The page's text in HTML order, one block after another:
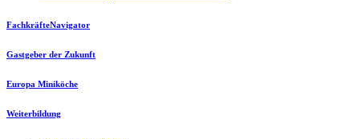
FachkräfteNavigator
Gastgeber der Zukunft
Europa Miniköche
Weiterbildung